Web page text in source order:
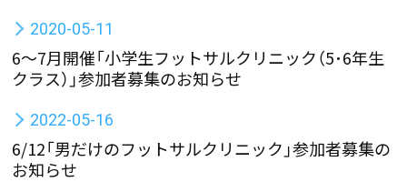
2020-05-11
6～7月開催「小学生フットサルクリニック（5･6年生
クラス）」参加者募集のお知らせ
2022-05-16
6/12「男だけのフットサルクリニック」参加者募集の
お知らせ